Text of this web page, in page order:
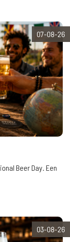
07-08-26
Beer Day. Een
03-08-26